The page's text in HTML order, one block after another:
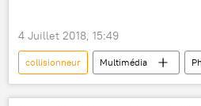
4 Juillet 2018, 15:49
collisionneur Multimédia
Russie
Doubna